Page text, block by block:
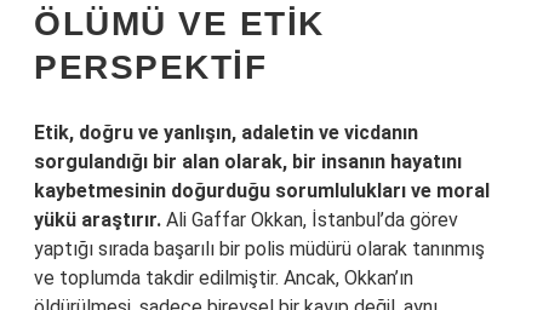
ÖLÜMÜ VE ETIK
PERSPEKTIF
Etik, doğru ve yanlışın, adaletin ve vicdanın
sorgulandığı bir alan olarak, bir insanın hayatını
kaybetmesinin doğurduğu sorumlulukları ve moral
yükü araştırır. Ali Gaffar Okkan, İstanbul’da görev
yaptığı sırada başarılı bir polis müdürü olarak tanınmış
ve toplumda takdir edilmiştir. Ancak, Okkan’ın